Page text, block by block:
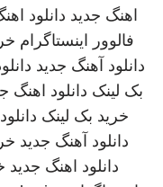
اهنگ جدید دانلود
فالوور اینستاگرام
دانلود آهنگ جدید
بک لینک دانلود اهنگ
خرید بک لینک
دانلود آهنگ جدید
دانلود اهنگ جدید